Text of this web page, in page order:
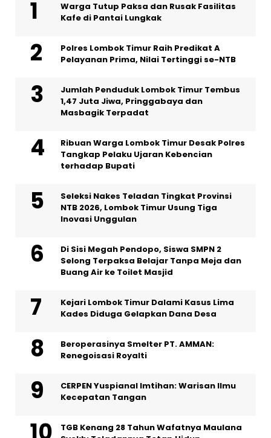
Warga Tutup Paksa dan Rusak Fasilitas
Kafe di Pantai Lungkak
Polres Lombok Timur Raih Predikat A
Pelayanan Prima, Nilai Tertinggi se-NTB
Jumlah Penduduk Lombok Timur Tembus
1,47 Juta Jiwa, Pringgabaya dan
Masbagik Terpadat
Ribuan Warga Lombok Timur Desak Polres
Tangkap Pelaku Ujaran Kebencian
terhadap Bupati
Seleksi Nakes Teladan Tingkat Provinsi
NTB 2026, Lombok Timur Usung Tiga
Inovasi Unggulan
Di Sisi Megah Pendopo, Siswa SMPN 2
Selong Terpaksa Belajar Tanpa Meja dan
Buang Air ke Toilet Masjid
Kejari Lombok Timur Dalami Kasus Lima
Kades Diduga Gelapkan Dana Desa
Beroperasinya Smelter PT. AMMAN:
Renegoisasi Royalti
CERPEN Yuspianal Imtihan: Warisan Ilmu
Kecepatan Tangan
TGB Kenang 28 Tahun Wafatnya Maulana